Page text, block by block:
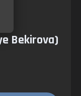
Bekirova)